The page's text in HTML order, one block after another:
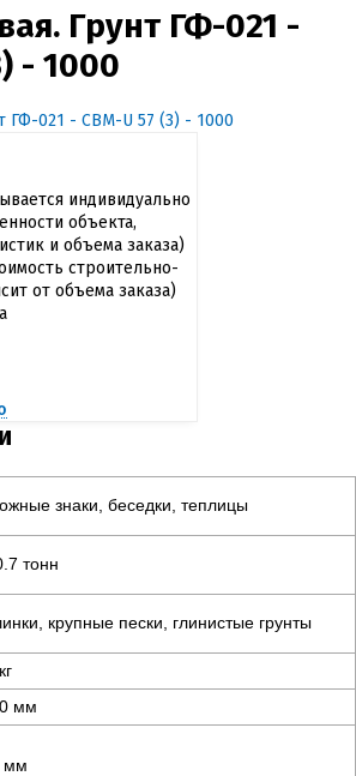
Грунт ГФ-021 -
- 1000
индивидуально
объекта,
и объема заказа)
строительно-
от объема заказа)
знаки, беседки, теплицы
тонн
крупные пески, глинистые грунты
мм
мм